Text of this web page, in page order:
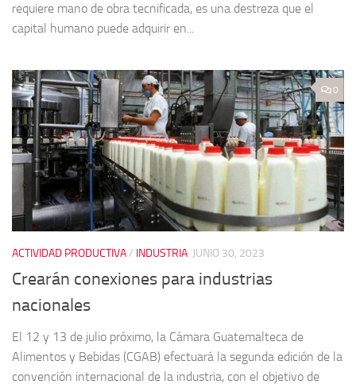
requiere mano de obra tecnificada, es una destreza que el
capital humano puede adquirir en...
0
ACTIVIDAD PRODUCTIVA/ INDUSTRIA JUNIO 30, 2023
Crearán conexiones para industrias
nacionales
El 12 y 13 de julio próximo, la Cámara Guatemalteca de
Alimentos y Bebidas (CGAB) efectuará la segunda edición de la
convención internacional de la industria, con el objetivo de